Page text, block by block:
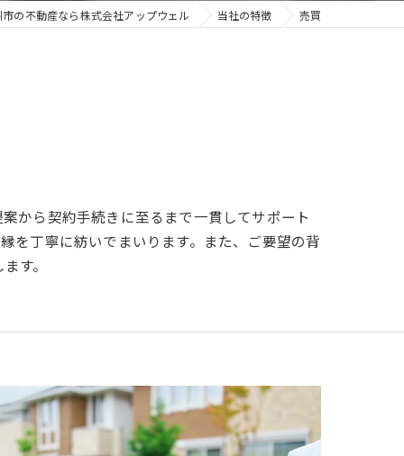
の不動産なら株式会社アップウェル 当社の特徴 売買
から契約手続きに至るまで一貫してサポート
を丁寧に紡いでまいります。また、ご要望の背
す。